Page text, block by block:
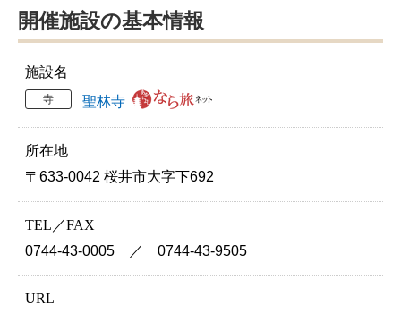
開催施設の基本情報
施設名
寺 聖林寺
所在地
〒633-0042 桜井市大字下692
TEL／FAX
0744-43-0005 ／ 0744-43-9505
URL